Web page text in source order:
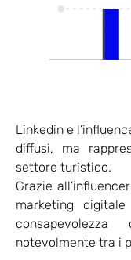
Linkedin e
diffusi, ma
settore turistico.
Grazie
marketing
notevolmente tra i